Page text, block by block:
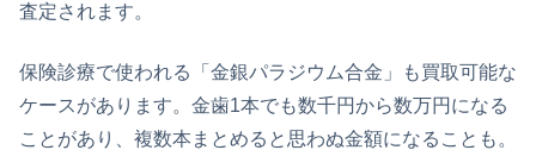
査定されます。
保険診療で使われる「金銀パラジウム合金」も買取可能な
ケースがあります。金歯1本でも数千円から数万円になる
ことがあり、複数本まとめると思わぬ金額になることも。